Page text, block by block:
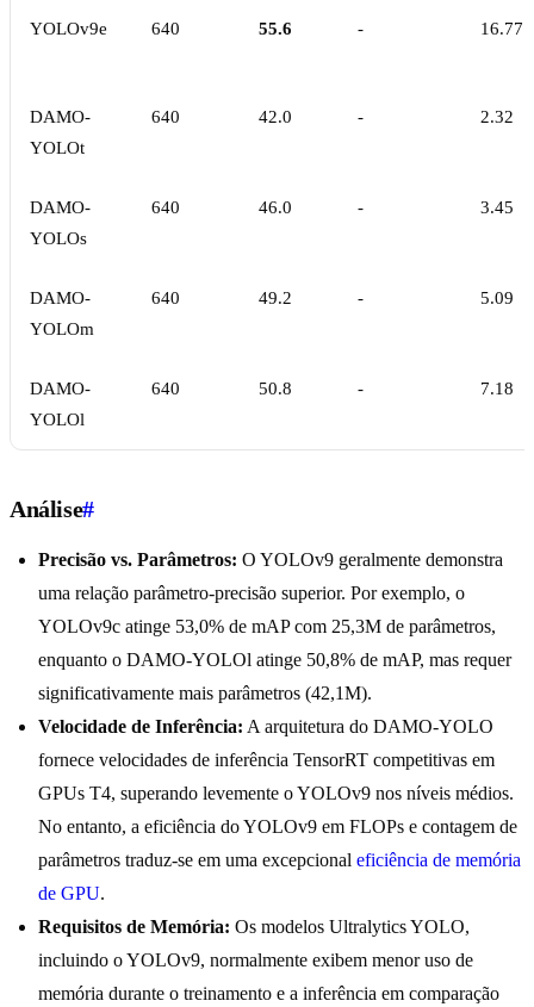
YOLOv9e 640 55.6 - 16.77
DAMO-
YOLOt
640 42.0 - 2.32
DAMO-
YOLOs
640 46.0 - 3.45
DAMO-
YOLOm
640 49.2 - 5.09
DAMO-
YOLOl
640 50.8 - 7.18
Análise#
Precisão vs. Parâmetros: O YOLOv9 geralmente demonstra
uma relação parâmetro-precisão superior. Por exemplo, o
YOLOv9c atinge 53,0% de mAP com 25,3M de parâmetros,
enquanto o DAMO-YOLOl atinge 50,8% de mAP, mas requer
significativamente mais parâmetros (42,1M).
Velocidade de Inferência: A arquitetura do DAMO-YOLO
fornece velocidades de inferência TensorRT competitivas em
GPUs T4, superando levemente o YOLOv9 nos níveis médios.
No entanto, a eficiência do YOLOv9 em FLOPs e contagem de
parâmetros traduz-se em uma excepcional eficiência de memória
de GPU.
Requisitos de Memória: Os modelos Ultralytics YOLO,
incluindo o YOLOv9, normalmente exibem menor uso de
memória durante o treinamento e a inferência em comparação